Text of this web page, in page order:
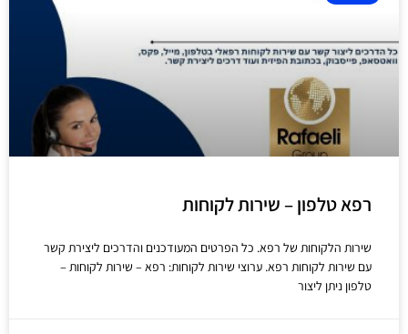
רפא טלפון – שירות לקוחות
שירות הלקוחות של רפא. כל הפרטים המעודכנים והדרכים ליצירת קשר
עם שירות לקוחות רפא. ערוצי שירות לקוחות: רפא – שירות לקוחות –
טלפון ניתן ליצור